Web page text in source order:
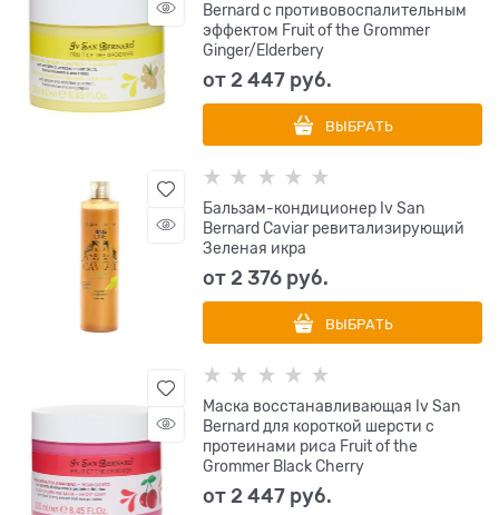
Bernard с противовоспалительным
эффектом Fruit of the Grommer
Ginger/Elderbery
от2 447 руб.
ВЫБРАТЬ
Бальзам-кондиционер Iv San
Bernard Caviar ревитализирующий
Зеленая икра
от2 376 руб.
ВЫБРАТЬ
Маска восстанавливающая Iv San
Bernard для короткой шерсти с
протеинами риса Fruit of the
Grommer Black Cherry
от2 447 руб.